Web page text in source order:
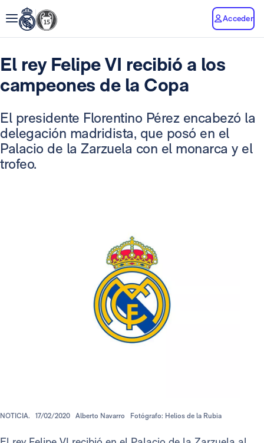
Acceder
El rey Felipe VI recibió a los
campeones de la Copa
El presidente Florentino Pérez encabezó la
delegación madridista, que posó en el
Palacio de la Zarzuela con el monarca y el
trofeo.
NOTICIA. 17/02/2020 Alberto Navarro Fotógrafo: Helios de la Rubia